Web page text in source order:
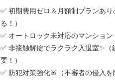
✅ 初期費用ゼロ＆月額制プランあ
る！）
✅ オートロック未対応のマンショ
✅ 非接触解錠でラクラク入退室✨
要！）
✅ 防犯対策強化🚨（不審者の侵入を